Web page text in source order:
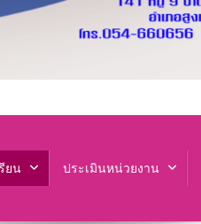
ยน ประเมินหน่วยงาน